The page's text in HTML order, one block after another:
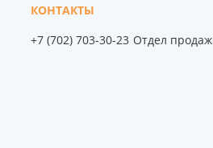
+7 (702) 703-30-23 Отдел продаж